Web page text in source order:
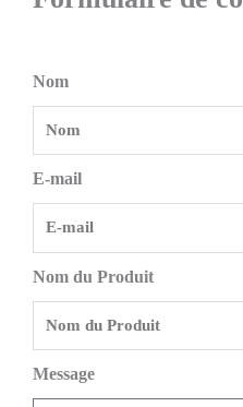
Nom
E-mail
Nom du Produit
Message